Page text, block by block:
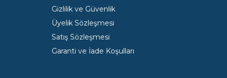
Gizlilik ve Güvenlik
Üyelik Sözleşmesi
Satış Sözleşmesi
Garanti ve İade Koşulları